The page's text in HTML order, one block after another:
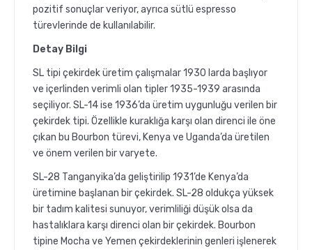
pozitif sonuçlar veriyor, ayrıca sütlü espresso
türevlerinde de kullanılabilir.
Detay Bilgi
SL tipi çekirdek üretim çalışmalar 1930 larda başlıyor
ve içerlinden verimli olan tipler 1935-1939 arasında
seçiliyor. SL-14 ise 1936’da üretim uygunluğu verilen bir
çekirdek tipi. Özellikle kuraklığa karşı olan direnci ile öne
çıkan bu Bourbon türevi, Kenya ve Uganda’da üretilen
ve önem verilen bir varyete.
SL-28 Tanganyika’da geliştirilip 1931’de Kenya’da
üretimine başlanan bir çekirdek. SL-28 oldukça yüksek
bir tadım kalitesi sunuyor, verimliliği düşük olsa da
hastalıklara karşı direnci olan bir çekirdek. Bourbon
tipine Mocha ve Yemen çekirdeklerinin genleri işlenerek